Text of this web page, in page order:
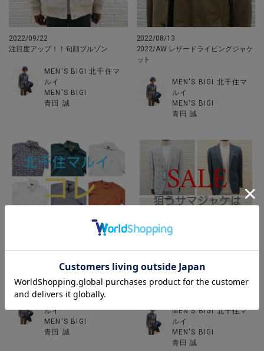
2022/09/22
注目度アップ！！旬顔ブルゾン
MEN'S BIGI 北千住マ
ルイ
MEN'S BIGI
青田 誠
2022/08/13
2022/AW レザードライビングジャケ
ット
MEN'S BIGI 北千住マ
ルイ
MEN'S BIGI
青田 誠
今、人気のトップスはコレだ！！
MEN'S BIGI 北千住マ
ルイ
MEN'S BIGI
青田 誠
2022/07/02
SALE で狙え！！【サマージャケッ
ト】
MEN'S BIGI 北千住マ
ルイ
MEN'S BIGI
青田 誠